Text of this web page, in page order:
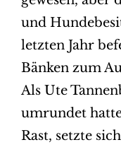
und
letzten Jahr
Bänken zum
Als Ute
umrundet
Rast, setzte